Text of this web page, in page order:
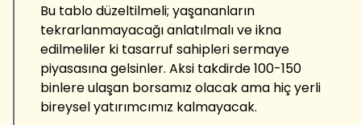
Bu tablo düzeltilmeli; yaşananların
tekrarlanmayacağı anlatılmalı ve ikna
edilmeliler ki tasarruf sahipleri sermaye
piyasasına gelsinler. Aksi takdirde 100-150
binlere ulaşan borsamız olacak ama hiç yerli
bireysel yatırımcımız kalmayacak.